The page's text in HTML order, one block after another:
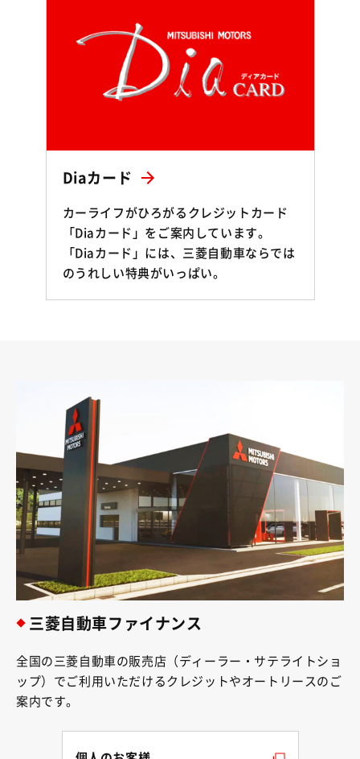
Diaカード
カーライフがひろがるクレジットカード
「Diaカード」をご案内しています。
「Diaカード」には、三菱自動車ならでは
のうれしい特典がいっぱい。
三菱自動車ファイナンス
全国の三菱自動車の販売店（ディーラー・サテライトショ
ップ）でご利用いただけるクレジットやオートリースのご
案内です。